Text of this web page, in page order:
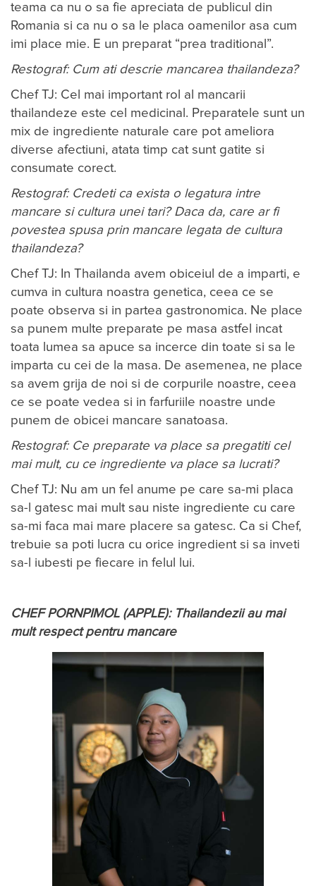
teama ca nu o sa fie apreciata de publicul din
Romania si ca nu o sa le placa oamenilor asa cum
imi place mie. E un preparat “prea traditional”.
Restograf: Cum ati descrie mancarea thailandeza?
Chef TJ: Cel mai important rol al mancarii
thailandeze este cel medicinal. Preparatele sunt un
mix de ingrediente naturale care pot ameliora
diverse afectiuni, atata timp cat sunt gatite si
consumate corect.
Restograf: Credeti ca exista o legatura intre
mancare si cultura unei tari? Daca da, care ar fi
povestea spusa prin mancare legata de cultura
thailandeza?
Chef TJ: In Thailanda avem obiceiul de a imparti, e
cumva in cultura noastra genetica, ceea ce se
poate observa si in partea gastronomica. Ne place
sa punem multe preparate pe masa astfel incat
toata lumea sa apuce sa incerce din toate si sa le
imparta cu cei de la masa. De asemenea, ne place
sa avem grija de noi si de corpurile noastre, ceea
ce se poate vedea si in farfuriile noastre unde
punem de obicei mancare sanatoasa.
Restograf: Ce preparate va place sa pregatiti cel
mai mult, cu ce ingrediente va place sa lucrati?
Chef TJ: Nu am un fel anume pe care sa-mi placa
sa-l gatesc mai mult sau niste ingrediente cu care
sa-mi faca mai mare placere sa gatesc. Ca si Chef,
trebuie sa poti lucra cu orice ingredient si sa inveti
sa-l iubesti pe fiecare in felul lui.
CHEF PORNPIMOL (APPLE): Thailandezii au mai
mult respect pentru mancare